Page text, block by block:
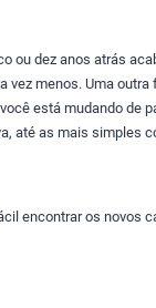
ou dez anos atrás
vez menos. Uma outra
está mudando de
até as mais simples
encontrar os novos